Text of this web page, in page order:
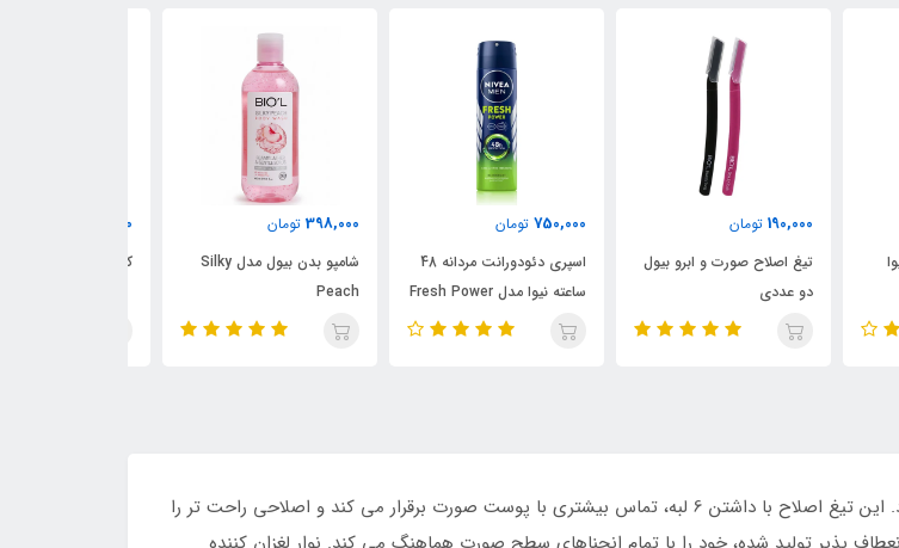
بیول
750,000
ساعته نیوا مدل Fresh Power
398,000
شامپو بدن بیول مدل Silky
Peach
240,000 تومان
کرم موبر بدن هیدرودرم
تیغ اصلاح مردانه دورکو اصلاحی کامل و نتیجه ای ماندگار را فراهم می سازد. این تیغ اصلاح با داشتن 6 لبه، تماس بیشتری با پوست صورت برقرار می کند و اصلاحی راحت تر را